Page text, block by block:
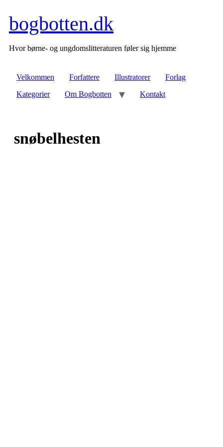
til
indhold
bogbotten.dk
Hvor børne- og ungdomslitteraturen føler sig hjemme
Velkommen Forfattere Illustratorer
Forlag
Kategorier
Om Bogbotten Kontakt
snøbelhesten